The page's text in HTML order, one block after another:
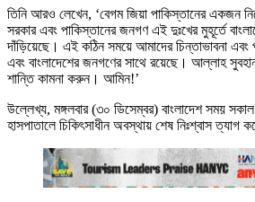
তিনি আরও লেখেন, ‘বেগম জিয়া পাকিস্তানের একজন
সরকার এবং পাকিস্তানের জনগণ এই দুঃখের মুহূর্তে
দাঁড়িয়েছে। এই কঠিন সময়ে আমাদের চিন্তাভাবনা এবং
এবং বাংলাদেশের জনগণের সাথে রয়েছে। আল্লাহ
শান্তি কামনা করুন। আমিন!’
উল্লেখ্য, মঙ্গলবার (৩০ ডিসেম্বর) বাংলাদেশ সময় সকাল
হাসপাতালে চিকিৎসাধীন অবস্থায় শেষ নিঃশ্বাস ত্যাগ